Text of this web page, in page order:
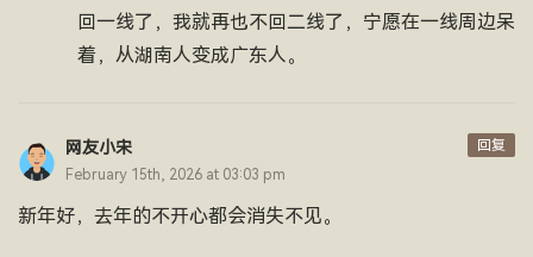
回一线了，我就再也不回二线了，宁愿在一线周边呆
着，从湖南人变成广东人。
网友小宋
February 15th, 2026 at 03:03 pm
新年好，去年的不开心都会消失不见。
回复